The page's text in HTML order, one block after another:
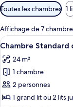
Filtres
disponibles
pour
les
chambres
Toutes les chambres 1
Affichage de 7
Afficher
toutes
les
photos
pour
ce
11
Chambre Standard
24 m²
1 chambre
2 personnes
1 grand lit ou 2 lits